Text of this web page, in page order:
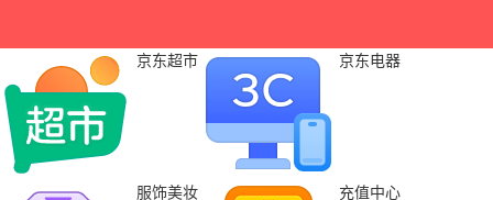
京东超市 京东电器
服饰美妆 充值中心